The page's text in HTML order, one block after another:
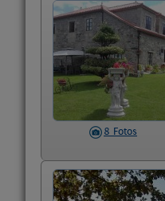
8 Fotos